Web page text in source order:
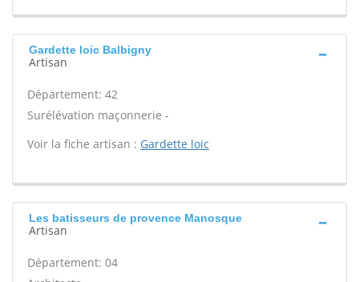
Gardette loic Balbigny
Artisan
Département: 42
Surélévation maçonnerie -
Voir la fiche artisan : Gardette loic
Les batisseurs de provence Manosque
Artisan
Département: 04